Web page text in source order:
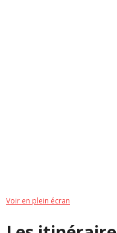
Voir en plein écran